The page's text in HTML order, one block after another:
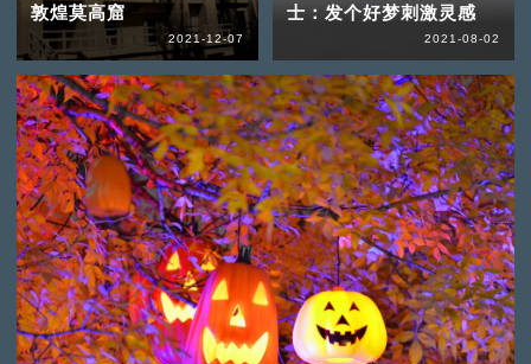
敦煌莫高窟
2021-12-07
士：发个好梦刺激灵感
2021-08-02